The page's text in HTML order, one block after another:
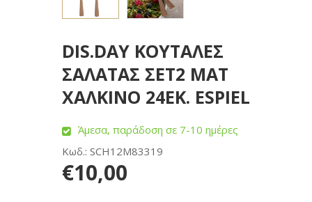
DIS.DAY ΚΟΥΤΑΛΕΣ
ΣΑΛΑΤΑΣ ΣΕΤ2 ΜΑΤ
ΧΑΛΚΙΝΟ 24ΕΚ. ESPIEL
Άμεσα, παράδοση σε 7-10 ημέρες
Κωδ.: SCH12M83319
€10,00